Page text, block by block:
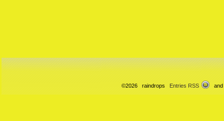
©2026 raindrops Entries RSS and